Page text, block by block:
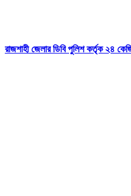
রাজশাহী জেলার ডিবি পুলিশ কর্তৃক ২৪